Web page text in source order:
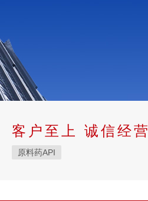
客户至上 诚信经营
原料药API